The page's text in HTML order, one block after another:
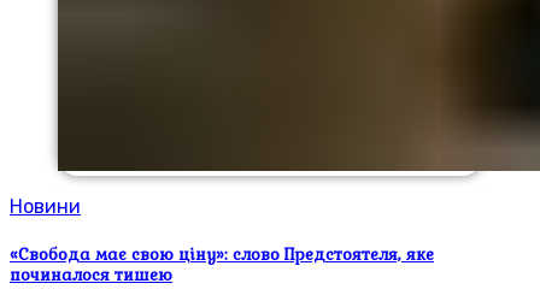
Новини
«Свобода має свою ціну»: слово Предстоятеля, яке
починалося тишею